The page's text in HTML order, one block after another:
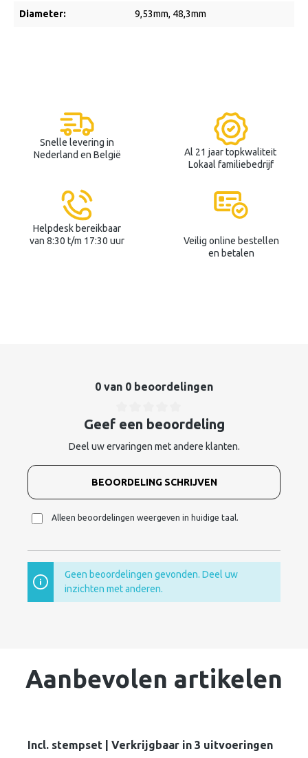
Diameter: 9,53mm, 48,3mm
Snelle levering in
Nederland en België
Al 21 jaar topkwaliteit
Lokaal familiebedrijf
Helpdesk bereikbaar
van 8:30 t/m 17:30 uur
Veilig online bestellen
en betalen
0 van 0 beoordelingen
Geef een beoordeling
Deel uw ervaringen met andere klanten.
BEOORDELING SCHRIJVEN
Alleen beoordelingen weergeven in huidige taal.
Geen beoordelingen gevonden. Deel uw
inzichten met anderen.
Aanbevolen artikelen
Incl. stempset | Verkrijgbaar in 3 uitvoeringen